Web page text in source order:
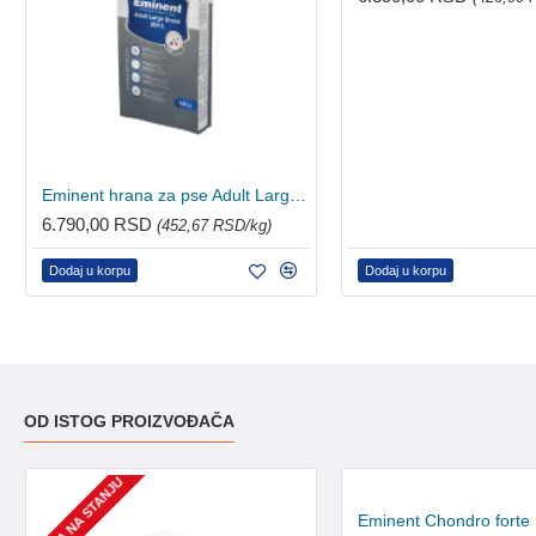
6.790,00 RSD (452,67 RSD/kg)
Dodaj u korpu Dodaj u korpu
OD ISTOG PROIZVOĐAČA
Eminent Chondro forte